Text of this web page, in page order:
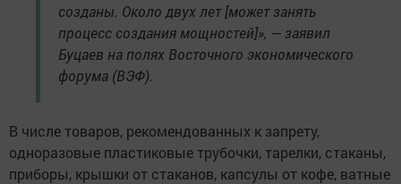
созданы. Около двух лет [может занять
процесс создания мощностей]», — заявил
Буцаев на полях Восточного экономического
форума (ВЭФ).
В числе товаров, рекомендованных к запрету,
одноразовые пластиковые трубочки, тарелки, стаканы,
приборы, крышки от стаканов, капсулы от кофе, ватные